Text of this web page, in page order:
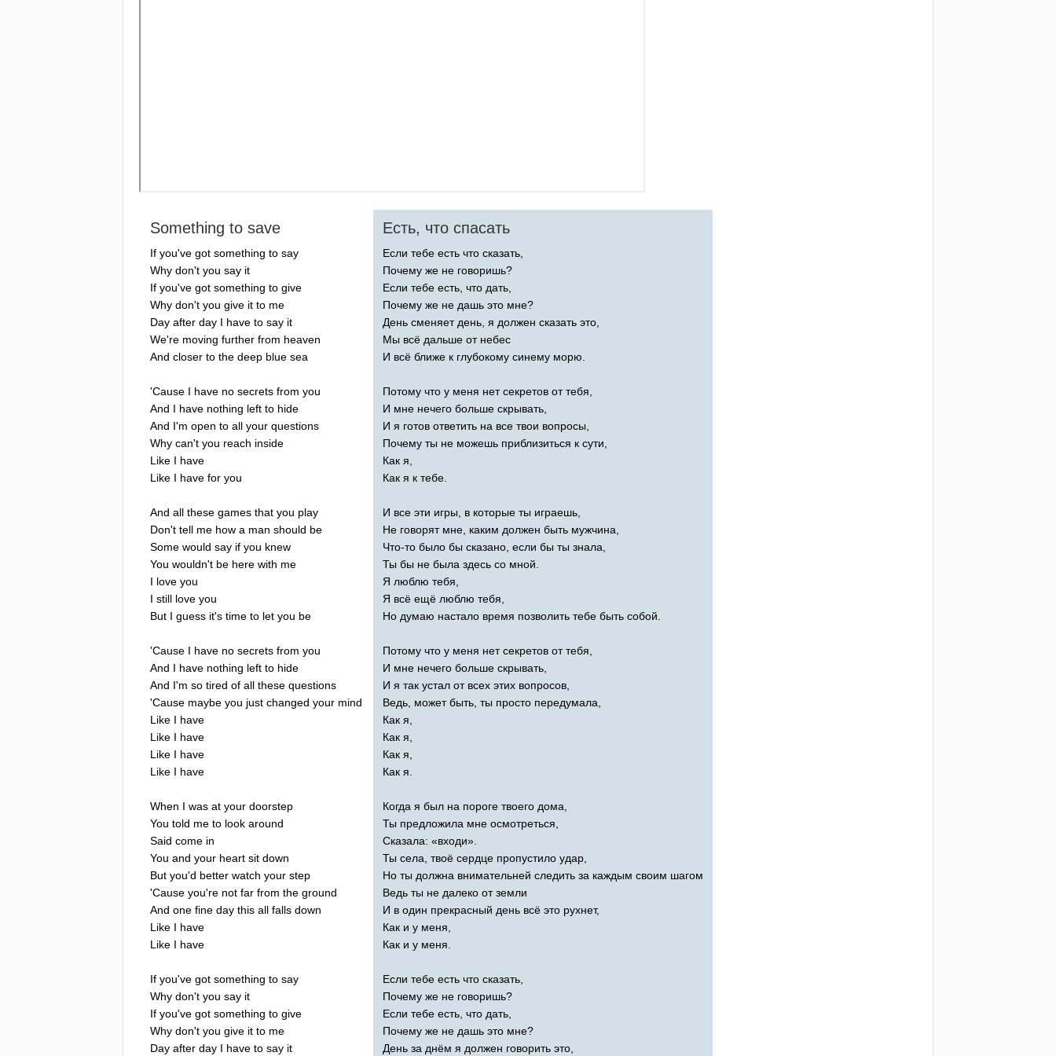
Something to save
If you've got something to say
Why don't you say it
If you've got something to give
Why don't you give it to me
Day after day I have to say it
We're moving further from heaven
And closer to the deep blue sea
'Cause I have no secrets from you
And I have nothing left to hide
And I'm open to all your questions
Why can't you reach inside
Like I have
Like I have for you
And all these games that you play
Don't tell me how a man should be
Some would say if you knew
You wouldn't be here with me
I love you
I still love you
But I guess it's time to let you be
'Cause I have no secrets from you
And I have nothing left to hide
And I'm so tired of all these questions
'Cause maybe you just changed your mind
Like I have
Like I have
Like I have
Like I have
When I was at your doorstep
You told me to look around
Said come in
You and your heart sit down
But you'd better watch your step
'Cause you're not far from the ground
And one fine day this all falls down
Like I have
Like I have
If you've got something to say
Why don't you say it
If you've got something to give
Why don't you give it to me
Day after day I have to say it
Есть, что спасать
Если тебе есть что сказать,
Почему же не говоришь?
Если тебе есть, что дать,
Почему же не дашь это мне?
День сменяет день, я должен сказать это,
Мы всё дальше от небес
И всё ближе к глубокому синему морю.
Потому что у меня нет секретов от тебя,
И мне нечего больше скрывать,
И я готов ответить на все твои вопросы,
Почему ты не можешь приблизиться к сути,
Как я,
Как я к тебе.
И все эти игры, в которые ты играешь,
Не говорят мне, каким должен быть мужчина,
Что-то было бы сказано, если бы ты знала,
Ты бы не была здесь со мной.
Я люблю тебя,
Я всё ещё люблю тебя,
Но думаю настало время позволить тебе быть собой.
Потому что у меня нет секретов от тебя,
И мне нечего больше скрывать,
И я так устал от всех этих вопросов,
Ведь, может быть, ты просто передумала,
Как я,
Как я,
Как я,
Как я.
Когда я был на пороге твоего дома,
Ты предложила мне осмотреться,
Сказала: «входи».
Ты села, твоё сердце пропустило удар,
Но ты должна внимательней следить за каждым своим шагом
Ведь ты не далеко от земли
И в один прекрасный день всё это рухнет,
Как и у меня,
Как и у меня.
Если тебе есть что сказать,
Почему же не говоришь?
Если тебе есть, что дать,
Почему же не дашь это мне?
День за днём я должен говорить это,